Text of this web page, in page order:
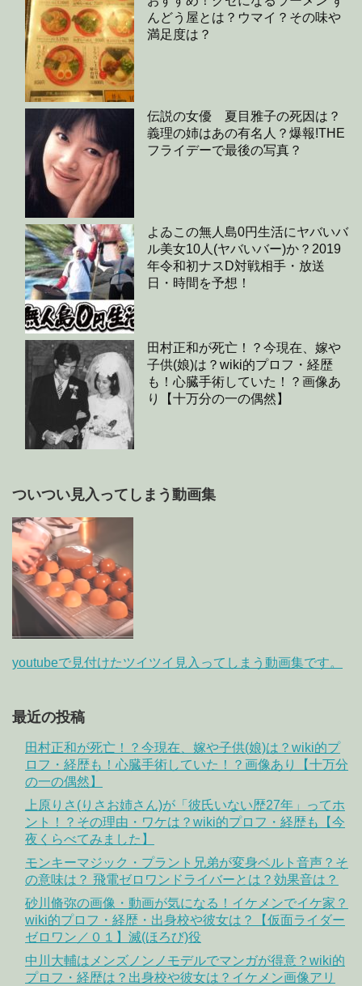
んどう屋とは？ウマイ？その味や
満足度は？
伝説の女優 夏目雅子の死因は？
義理の姉はあの有名人？爆報!THE
フライデーで最後の写真？
よゐこの無人島0円生活にヤバいバ
ル美女10人(ヤバいバー)か？2019
年令和初ナスD対戦相手・放送
日・時間を予想！
田村正和が死亡！？今現在、嫁や
子供(娘)は？wiki的プロフ・経歴
も！心臓手術していた！？画像あ
り【十万分の一の偶然】
ついつい見入ってしまう動画集
youtubeで見付けたツイツイ見入ってしまう動画集です。
最近の投稿
田村正和が死亡！？今現在、嫁や子供(娘)は？wiki的プ
ロフ・経歴も！心臓手術していた！？画像あり【十万分
の一の偶然】
上原りさ(りさお姉さん)が「彼氏いない歴27年」ってホ
ント！？その理由・ワケは？wiki的プロフ・経歴も【今
夜くらべてみました】
モンキーマジック・プラント兄弟が変身ベルト音声？そ
の意味は？ 飛電ゼロワンドライバーとは？効果音は？
砂川脩弥の画像・動画が気になる！イケメンでイケ家？
wiki的プロフ・経歴・出身校や彼女は？【仮面ライダー
ゼロワン／０１】滅(ほろび)役
中川大輔はメンズノンノモデルでマンガが得意？wiki的
プロフ・経歴は？出身校や彼女は？イケメン画像アリ